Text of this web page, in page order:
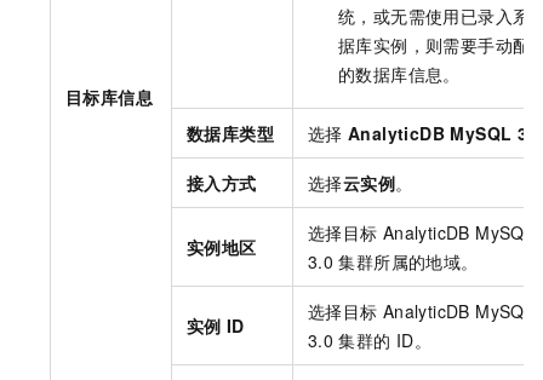
目标库信息
统，或无需使用已录入系
据库实例，则需要手动配
的数据库信息。
数据库类型 选择 AnalyticDB MySQL 3.0
接入方式 选择云实例。
实例地区
选择目标 AnalyticDB MySQL
3.0 集群所属的地域。
实例 ID
选择目标 AnalyticDB MySQL
3.0 集群的 ID。